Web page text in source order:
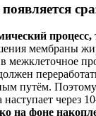
мембраны
межклеточное
путём.
через
на фоне